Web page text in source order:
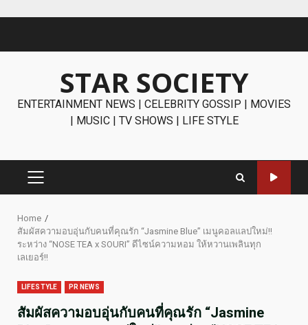
STAR SOCIETY
ENTERTAINMENT NEWS | CELEBRITY GOSSIP | MOVIES
| MUSIC | TV SHOWS | LIFE STYLE
PRIMARY
Home
สัมผัสความอบอุ่นกับคนที่คุณรัก “Jasmine Blue” เมนูคอลแลปใหม่!!
ระหว่าง “NOSE TEA x SOURI” ดีไซน์ความหอม ให้หวานเพลินทุก
เลเยอร์!!
LIFESTYLE PR NEWS
สัมผัสความอบอุ่นกับคนที่คุณรัก “Jasmine